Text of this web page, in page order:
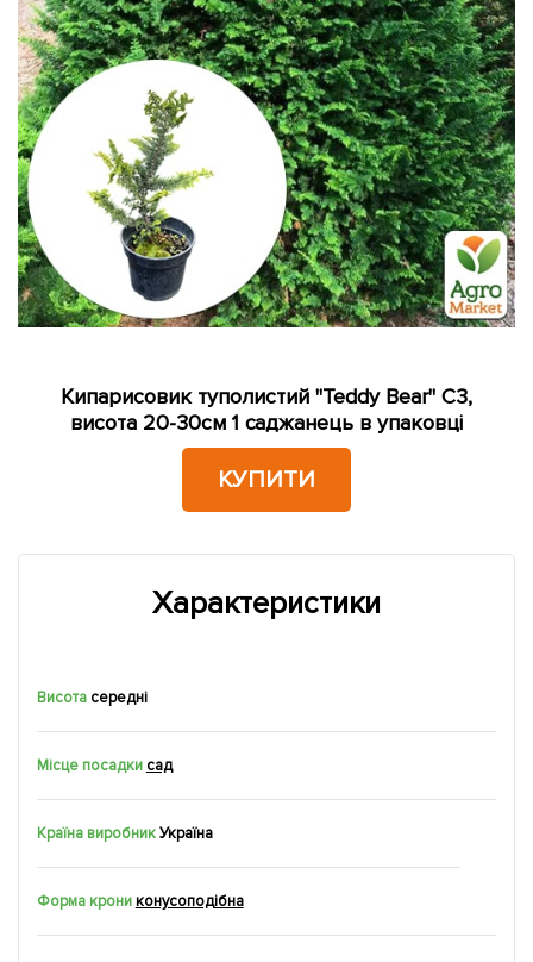
Кипарисовик туполистий "Teddy Bear" С3,
висота 20-30см 1 саджанець в упаковці
КУПИТИ
Характеристики
Висота середні
Місце посадки сад
Країна виробник Україна
Форма крониконусоподібна